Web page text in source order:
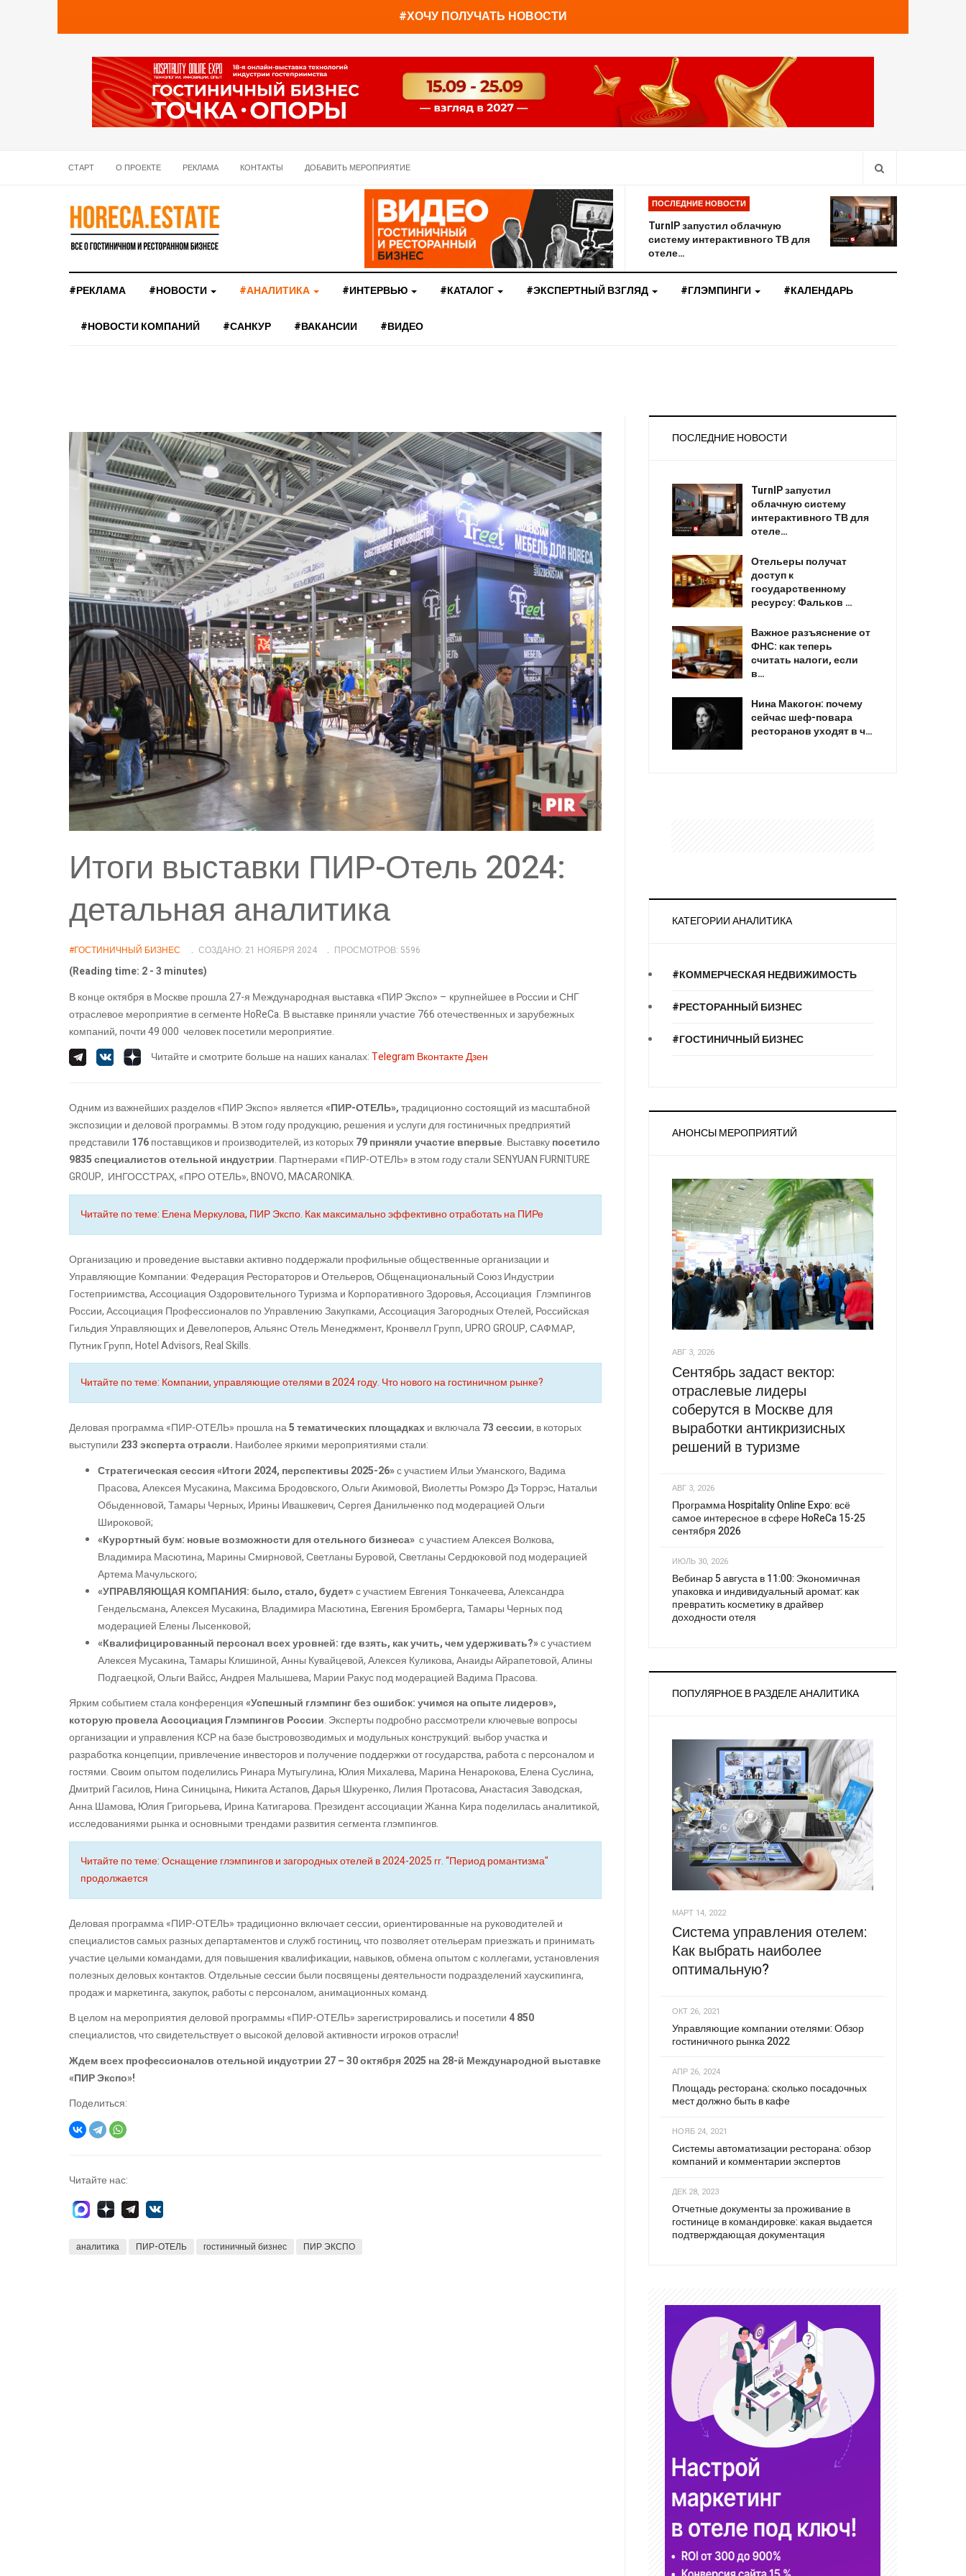
#ХОЧУ ПОЛУЧАТЬ НОВОСТИ
СТАРТ О ПРОЕКТЕ РЕКЛАМА КОНТАКТЫ ДОБАВИТЬ МЕРОПРИЯТИЕ
ПОСЛЕДНИЕ НОВОСТИ
TurnIP запустил облачную
систему интерактивного ТВ для
отеле…
#РЕКЛАМА #НОВОСТИ #АНАЛИТИКА #ИНТЕРВЬЮ #КАТАЛОГ #ЭКСПЕРТНЫЙ ВЗГЛЯД #ГЛЭМПИНГИ #КАЛЕНДАРЬ
#НОВОСТИ КОМПАНИЙ #САНКУР #ВАКАНСИИ #ВИДЕО
Итоги выставки ПИР-Отель 2024:
детальная аналитика
#ГОСТИНИЧНЫЙ БИЗНЕС СОЗДАНО: 21 НОЯБРЯ 2024 ПРОСМОТРОВ: 5596
(Reading time: 2 - 3 minutes)
В конце октября в Москве прошла 27-я Международная выставка «ПИР Экспо» – крупнейшее в России и СНГ
отраслевое мероприятие в сегменте HoReCa. В выставке приняли участие 766 отечественных и зарубежных
компаний, почти 49 000 человек посетили мероприятие.
Читайте и смотрите больше на наших каналах:Telegram ВконтактеДзен
Одним из важнейших разделов «ПИР Экспо» является«ПИР-ОТЕЛЬ»,традиционно состоящий из масштабной
экспозиции и деловой программы. В этом году продукцию, решения и услуги для гостиничных предприятий
представили 176поставщиков и производителей, из которых79 приняли участие впервые. Выставкупосетило
9835 специалистов отельной индустрии. Партнерами «ПИР-ОТЕЛЬ» в этом году стали SENYUAN FURNITURE
GROUP, ИНГОССТРАХ, «ПРО ОТЕЛЬ», BNOVO, MACARONIKA.
Читайте по теме: Елена Меркулова, ПИР Экспо. Как максимально эффективно отработать на ПИРе
Организацию и проведение выставки активно поддержали профильные общественные организации и
Управляющие Компании: Федерация Рестораторов и Отельеров, Общенациональный Союз Индустрии
Гостеприимства, Ассоциация Оздоровительного Туризма и Корпоративного Здоровья, Ассоциация Глэмпингов
России, Ассоциация Профессионалов по Управлению Закупками, Ассоциация Загородных Отелей, Российская
Гильдия Управляющих и Девелоперов, Альянс Отель Менеджмент, Кронвелл Групп, UPRO GROUP, САФМАР,
Путник Групп, Hotel Advisors, Real Skills.
Читайте по теме: Компании, управляющие отелями в 2024 году. Что нового на гостиничном рынке?
Деловая программа «ПИР-ОТЕЛЬ» прошла на5 тематических площадкахи включала73 сессии, в которых
выступили 233 эксперта отрасли. Наиболее яркими мероприятиями стали:
Стратегическая сессия «Итоги 2024, перспективы 2025-26»с участием Ильи Уманского, Вадима
Прасова, Алексея Мусакина, Максима Бродовского, Ольги Акимовой, Виолетты Ромэро Дэ Торрэс, Натальи
Обыденновой, Тамары Черных, Ирины Ивашкевич, Сергея Данильченко под модерацией Ольги
Широковой;
«Курортный бум: новые возможности для отельного бизнеса» с участием Алексея Волкова,
Владимира Масютина, Марины Смирновой, Светланы Буровой, Светланы Сердюковой под модерацией
Артема Мачульского;
«УПРАВЛЯЮЩАЯ КОМПАНИЯ: было, стало, будет»с участием Евгения Тонкачеева, Александра
Гендельсмана, Алексея Мусакина, Владимира Масютина, Евгения Бромберга, Тамары Черных под
модерацией Елены Лысенковой;
«Квалифицированный персонал всех уровней: где взять, как учить, чем удерживать?»с участием
Алексея Мусакина, Тамары Клишиной, Анны Кувайцевой, Алексея Куликова, Анаиды Айрапетовой, Алины
Подгаецкой, Ольги Вайсс, Андрея Малышева, Марии Ракус под модерацией Вадима Прасова.
Ярким событием стала конференция«Успешный глэмпинг без ошибок: учимся на опыте лидеров»,
которую провела Ассоциация Глэмпингов России. Эксперты подробно рассмотрели ключевые вопросы
организации и управления КСР на базе быстровозводимых и модульных конструкций: выбор участка и
разработка концепции, привлечение инвесторов и получение поддержки от государства, работа с персоналом и
гостями. Своим опытом поделились Ринара Мутыгулина, Юлия Михалева, Марина Ненарокова, Елена Суслина,
Дмитрий Гасилов, Нина Синицына, Никита Астапов, Дарья Шкуренко, Лилия Протасова, Анастасия Заводская,
Анна Шамова, Юлия Григорьева, Ирина Катигарова. Президент ассоциации Жанна Кира поделилась аналитикой,
исследованиями рынка и основными трендами развития сегмента глэмпингов.
Читайте по теме: Оснащение глэмпингов и загородных отелей в 2024-2025 гг. “Период романтизма"
продолжается
Деловая программа «ПИР-ОТЕЛЬ» традиционно включает сессии, ориентированные на руководителей и
специалистов самых разных департаментов и служб гостиниц, что позволяет отельерам приезжать и принимать
участие целыми командами, для повышения квалификации, навыков, обмена опытом с коллегами, установления
полезных деловых контактов. Отдельные сессии были посвящены деятельности подразделений хаускипинга,
продаж и маркетинга, закупок, работы с персоналом, анимационных команд.
В целом на мероприятия деловой программы «ПИР-ОТЕЛЬ» зарегистрировались и посетили 4 850
специалистов, что свидетельствует о высокой деловой активности игроков отрасли!
Ждем всех профессионалов отельной индустрии 27 – 30 октября 2025 на 28-й Международной выставке
«ПИР Экспо»!
Поделиться:
Читайте нас:
аналитика ПИР-ОТЕЛЬ гостиничный бизнес ПИР ЭКСПО
ПОСЛЕДНИЕ НОВОСТИ
TurnIP запустил
облачную систему
интерактивного ТВ для
отеле…
Отельеры получат
доступ к
государственному
ресурсу: Фальков …
Важное разъяснение от
ФНС: как теперь
считать налоги, если
в…
Нина Макогон: почему
сейчас шеф-повара
ресторанов уходят в ч…
КАТЕГОРИИ АНАЛИТИКА
#КОММЕРЧЕСКАЯ НЕДВИЖИМОСТЬ
#РЕСТОРАННЫЙ БИЗНЕС
#ГОСТИНИЧНЫЙ БИЗНЕС
АНОНСЫ МЕРОПРИЯТИЙ
АВГ 3, 2026
Сентябрь задаст вектор:
отраслевые лидеры
соберутся в Москве для
выработки антикризисных
решений в туризме
АВГ 3, 2026
Программа Hospitality Online Expo: всё
самое интересное в сфере HoReCa 15-25
сентября 2026
ИЮЛЬ 30, 2026
Вебинар 5 августа в 11:00: Экономичная
упаковка и индивидуальный аромат: как
превратить косметику в драйвер
доходности отеля
ПОПУЛЯРНОЕ В РАЗДЕЛЕ АНАЛИТИКА
МАРТ 14, 2022
Система управления отелем:
Как выбрать наиболее
оптимальную?
ОКТ 26, 2021
Управляющие компании отелями: Обзор
гостиничного рынка 2022
АПР 26, 2024
Площадь ресторана: сколько посадочных
мест должно быть в кафе
НОЯБ 24, 2021
Системы автоматизации ресторана: обзор
компаний и комментарии экспертов
ДЕК 28, 2023
Отчетные документы за проживание в
гостинице в командировке: какая выдается
подтверждающая документация